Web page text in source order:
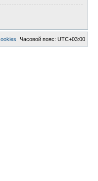
Часовой пояс: UTC+03:00